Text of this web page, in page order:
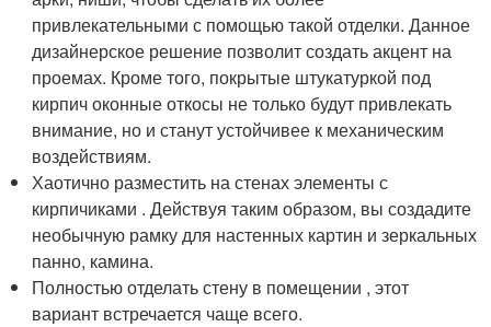
привлекательными с помощью такой отделки. Данное
дизайнерское решение позволит создать акцент на
проемах. Кроме того, покрытые штукатуркой под
кирпич оконные откосы не только будут привлекать
внимание, но и станут устойчивее к механическим
воздействиям.
Хаотично разместить на стенах элементы с
кирпичиками . Действуя таким образом, вы создадите
необычную рамку для настенных картин и зеркальных
панно, камина.
Полностью отделать стену в помещении , этот
вариант встречается чаще всего.